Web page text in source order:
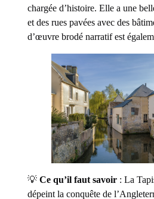
chargée d’histoire. Elle a une
et des rues pavées avec des
d’œuvre brodé narratif est
💡Ce qu’il faut savoir : La
dépeint la conquête de